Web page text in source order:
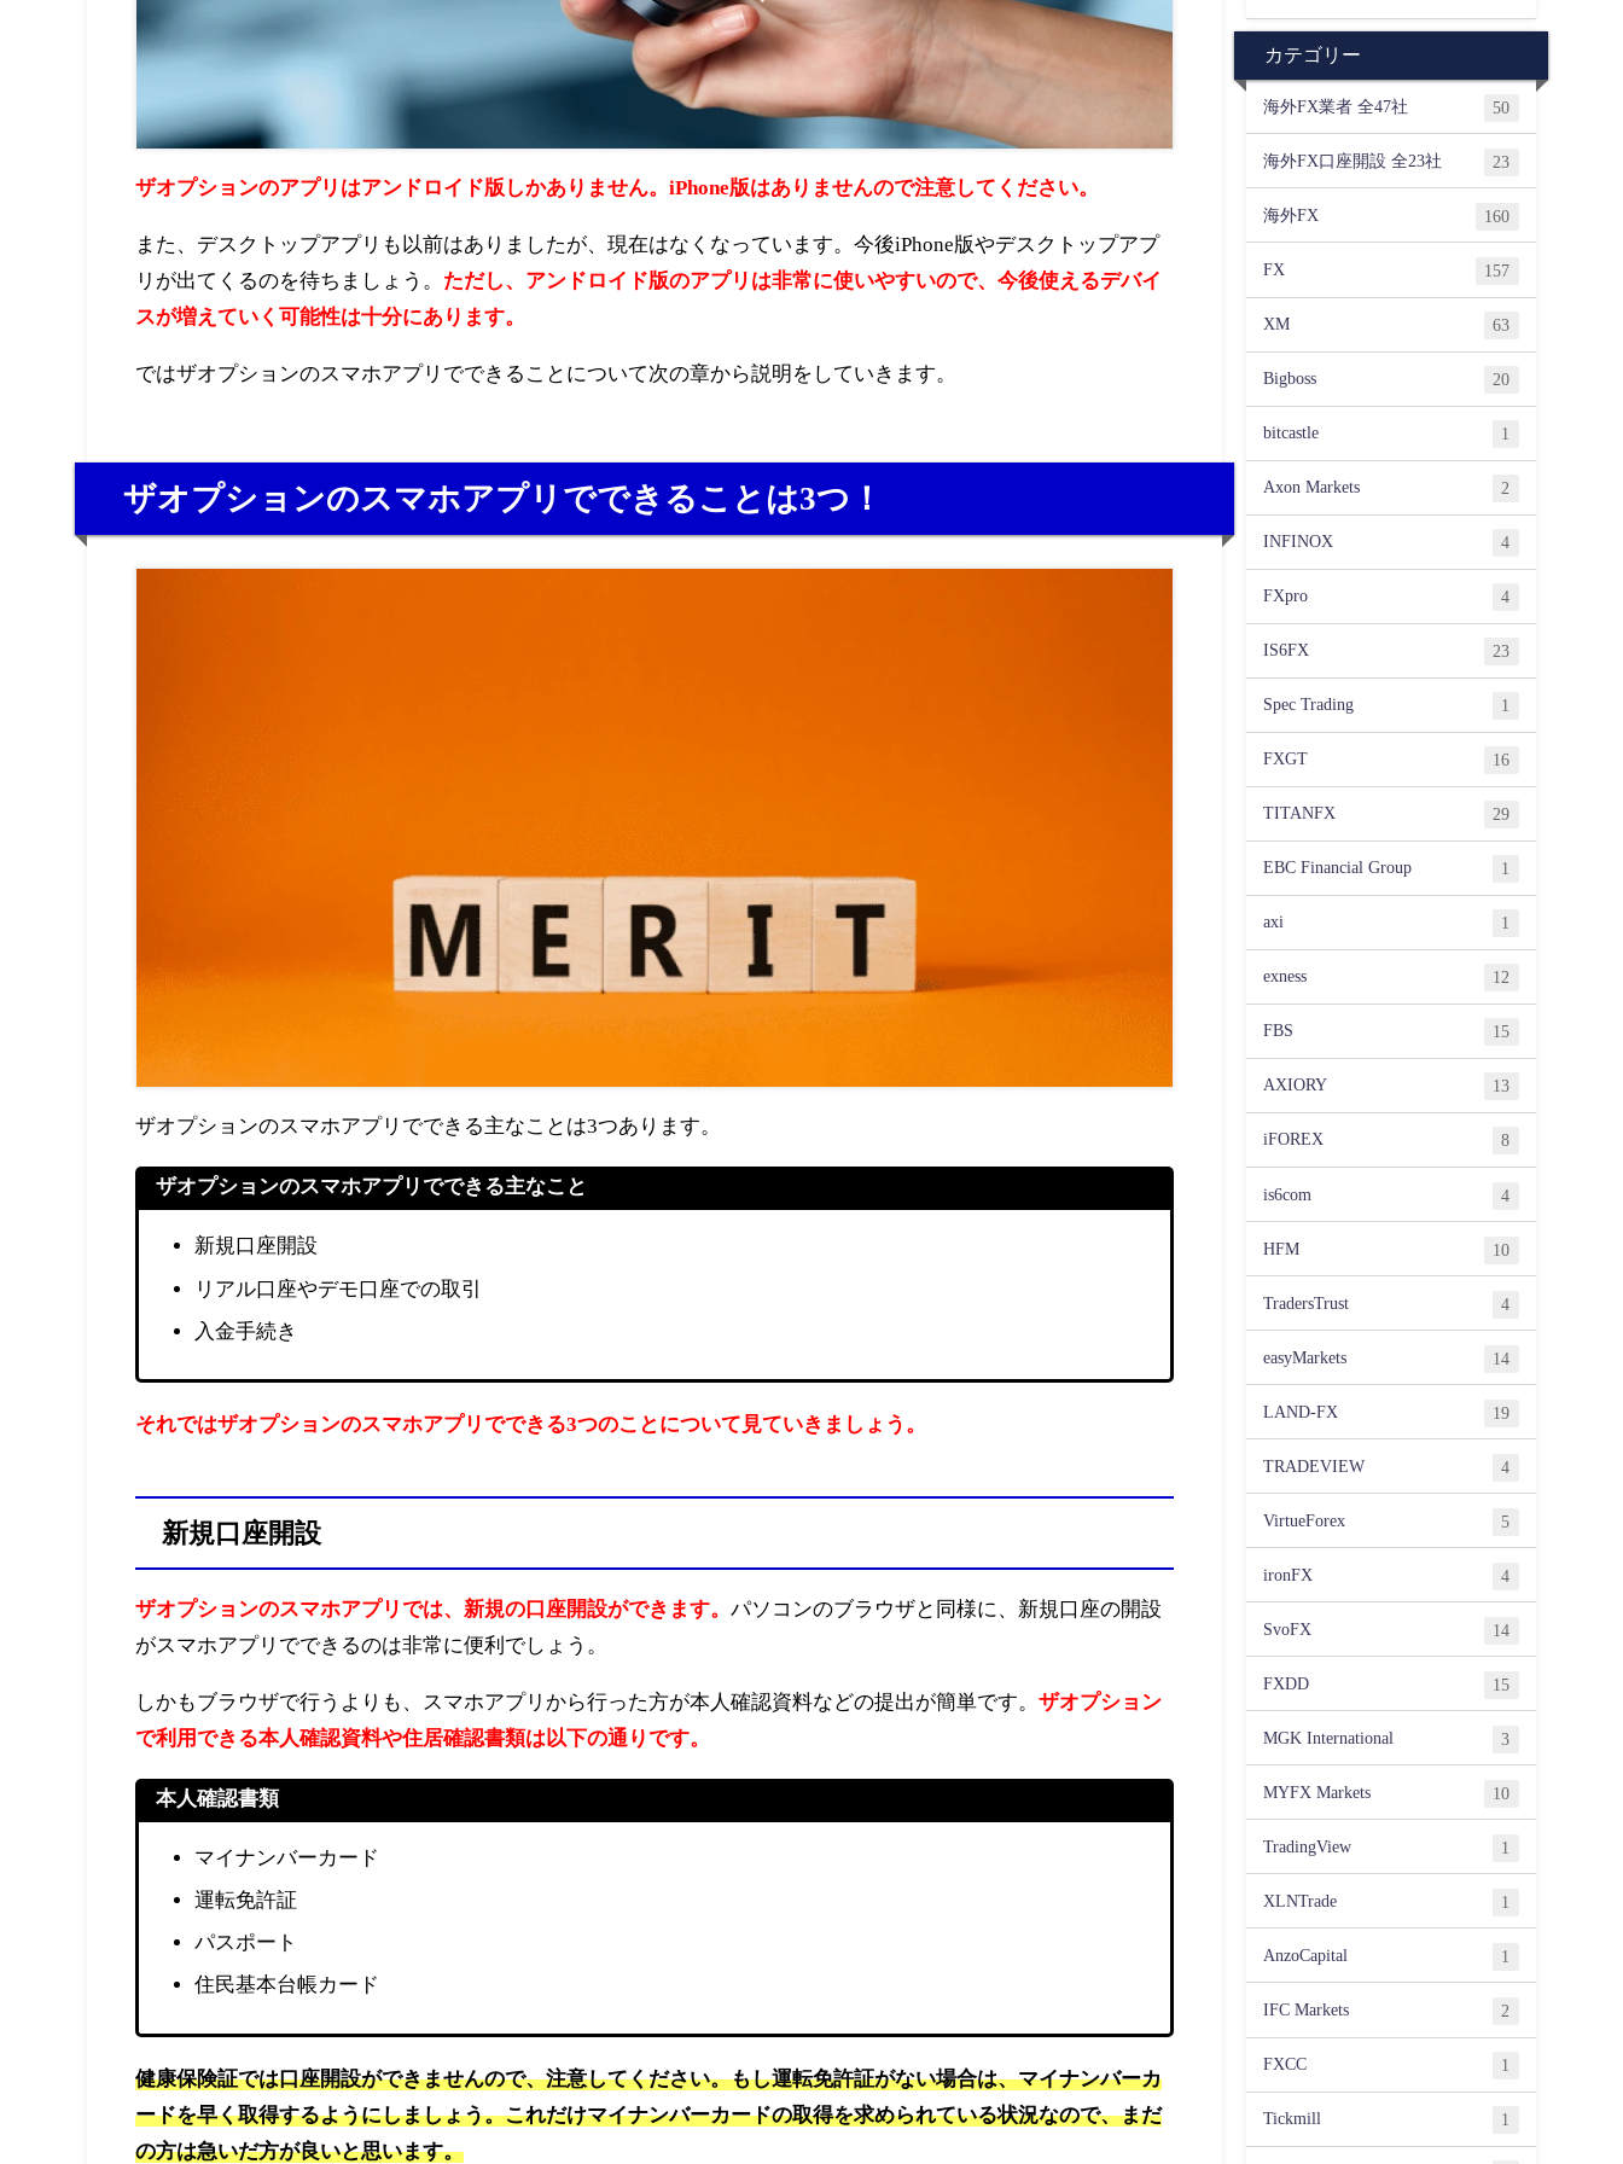
ザオプションのアプリはアンドロイド版しかありません。iPhone版はありませんので注意してください。
また、デスクトップアプリも以前はありましたが、現在はなくなっています。 今後iPhone版やデスクトップアプ
リが出てくるのを待ちましょう。 ただし、アンドロイド版のアプリは非常に使いやすいので、今後使えるデバイ
スが増えていく可能性は十分にあります。
ではザオプションのスマホアプリでできることについて次の章から説明をしていきます。
ザオプションのスマホアプリでできることは3つ！
ザオプションのスマホアプリでできる主なことは3つあります。
ザオプションのスマホアプリでできる主なこと
新規口座開設
リアル口座やデモ口座での取引
入金手続き
それではザオプションのスマホアプリでできる3つのことについて見ていきましょう。
新規口座開設
ザオプションのスマホアプリでは、新規の口座開設ができます。 パソコンのブラウザと同様に、新規口座の開設
がスマホアプリでできるのは非常に便利でしょう。
しかもブラウザで行うよりも、スマホアプリから行った方が本人確認資料などの提出が簡単です。 ザオプション
で利用できる本人確認資料や住居確認書類は以下の通りです。
本人確認書類
マイナンバーカード
運転免許証
パスポート
住民基本台帳カード
健康保険証では口座開設ができませんので、注意してください。もし運転免許証がない場合は、マイナンバーカ
ードを早く取得するようにしましょう。これだけマイナンバーカードの取得を求められている状況なので、まだ
の方は急いだ方が良いと思います。
カテゴリー
海外FX業者 全47社 50
海外FX口座開設 全23社 23
海外FX 160
FX 157
XM 63
Bigboss 20
bitcastle 1
Axon Markets 2
INFINOX 4
FXpro 4
IS6FX 23
Spec Trading 1
FXGT 16
TITANFX 29
EBC Financial Group 1
axi 1
exness 12
FBS 15
AXIORY 13
iFOREX 8
is6com 4
HFM 10
TradersTrust 4
easyMarkets 14
LAND-FX 19
TRADEVIEW 4
VirtueForex 5
ironFX 4
SvoFX 14
FXDD 15
MGK International 3
MYFX Markets 10
TradingView 1
XLNTrade 1
AnzoCapital 1
IFC Markets 2
FXCC 1
Tickmill 1